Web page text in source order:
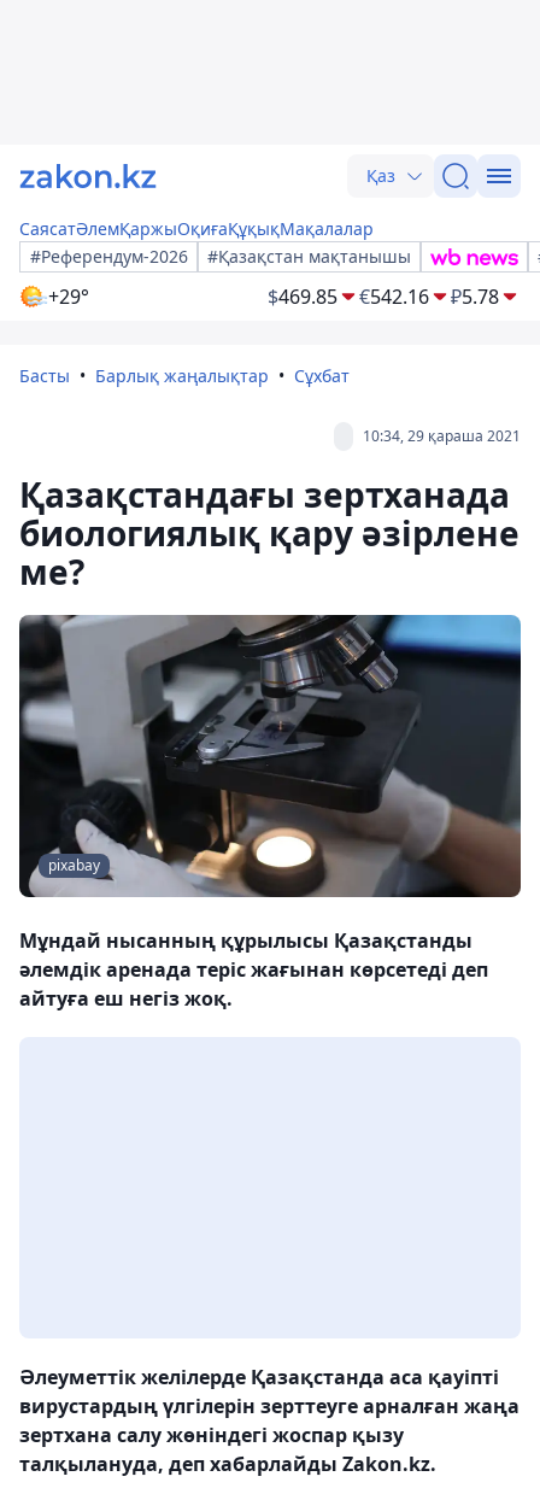
Қаз
СаясатӘлемҚаржыОқиғаҚұқықМақалалар
#Референдум-2026
#Қазақстан мақтанышы
+29° $469.85 €542.16 ₽5.78
Басты Барлық жаңалықтар Сұхбат
10:34, 29 қараша 2021
Қазақстандағы зертханада
биологиялық қару әзірлене
ме?
pixabay
Мұндай нысанның құрылысы Қазақстанды
әлемдік аренада теріс жағынан көрсетеді деп
айтуға еш негіз жоқ.
Әлеуметтік желілерде Қазақстанда аса қауіпті
вирустардың үлгілерін зерттеуге арналған жаңа
зертхана салу жөніндегі жоспар қызу
талқылануда, деп хабарлайды Zakon.kz.